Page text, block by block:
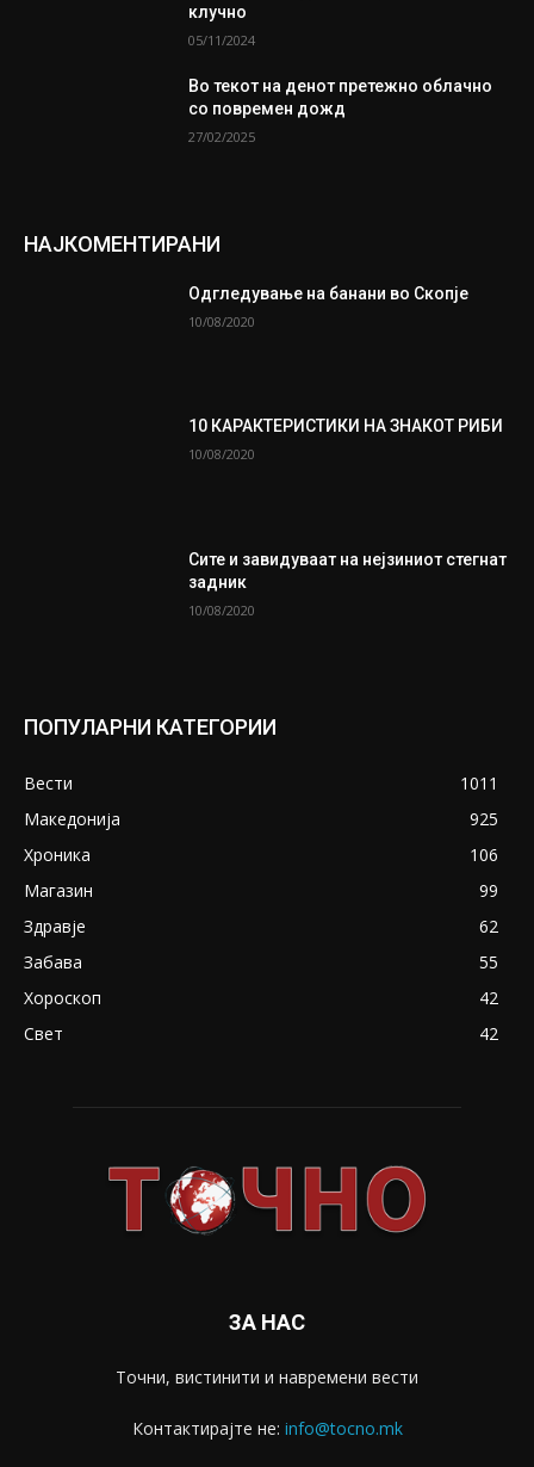
клучно
05/11/2024
Во текот на денот претежно облачно
со повремен дожд
27/02/2025
НАЈКОМЕНТИРАНИ
Одгледување на банани во Скопје
10/08/2020
10 КАРАКТЕРИСТИКИ НА ЗНАКОТ РИБИ
10/08/2020
Сите и завидуваат на нејзиниот стегнат
задник
10/08/2020
ПОПУЛАРНИ КАТЕГОРИИ
Вести
1011
Македонија
925
Хроника
106
Магазин
99
Здравје
62
Забава
55
Хороскоп
42
Свет
42
ЗА НАС
Точни, вистинити и навремени вести
Контактирајте не: info@tocno.mk